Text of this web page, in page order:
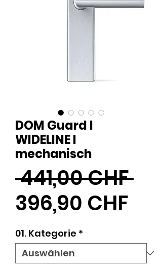
DOM Guard I
WIDELINE I
mechanisch
441,00 CHF
396,90 CHF
01. Kategorie *